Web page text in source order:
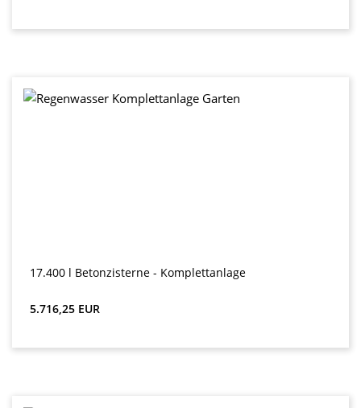
17.400 l Betonzisterne - Komplettanlage
Preț obișnuit:
5.716,25 EUR